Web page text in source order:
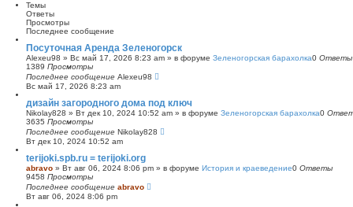
р
е
н
н
ы
й
п
о
и
к
Темы
Ответы
Просмотры
Последнее сообщение
Посуточная Аренда Зеленогорск
Alexeu98 » Вс май 17, 2026 8:23 am » в форуме Зеленогорская барахолка0 Ответы
1389 Просмотры
Последнее сообщение Alexeu98
Вс май 17, 2026 8:23 am
дизайн загородного дома под ключ
Nikolay828 » Вт дек 10, 2024 10:52 am » в форуме Зеленогорская барахолка0
3635 Просмотры
Последнее сообщение Nikolay828
Вт дек 10, 2024 10:52 am
terijoki.spb.ru = terijoki.org
abravo » Вт авг 06, 2024 8:06 pm » в форуме История и краеведение0 Ответы
9458 Просмотры
Последнее сообщение abravo
Вт авг 06, 2024 8:06 pm